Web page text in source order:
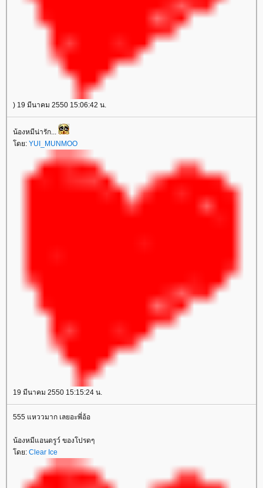
) 19 มีนาคม 2550 15:06:42 น.
น้องหมีน่ารัก...
ดย: YUI_MUNMOO
19 มีนาคม 2550 15:15:24 น.
555 แหววมาก เลยอะพี่อ้อ
น้องหมีแอนดรูว์ ของโปรดๆ
ดย: Clear Ice